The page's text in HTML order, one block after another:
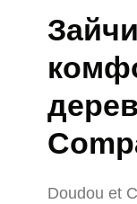
Doudou et